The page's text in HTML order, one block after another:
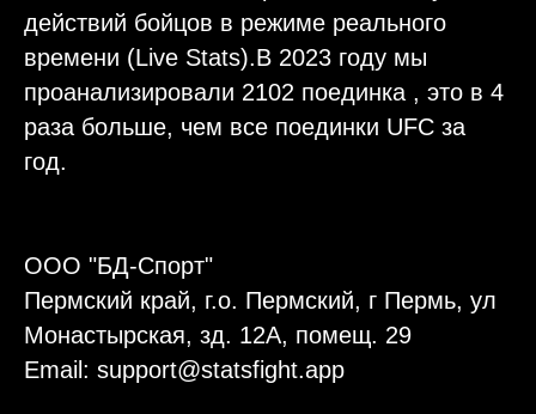
действий бойцов в режиме реального
времени (Live Stats).В 2023 году мы
проанализировали 2102 поединка , это в 4
раза больше, чем все поединки UFC за
год.
ООО "БД-Спорт"
Пермский край, г.о. Пермский, г Пермь, ул
Монастырская, зд. 12А, помещ. 29
Email: support@statsfight.app